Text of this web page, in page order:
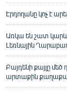
Էրդողանը կոչ է
Առկա են շատ
Լեռնային
Բայդենի քայլը
արտաքին